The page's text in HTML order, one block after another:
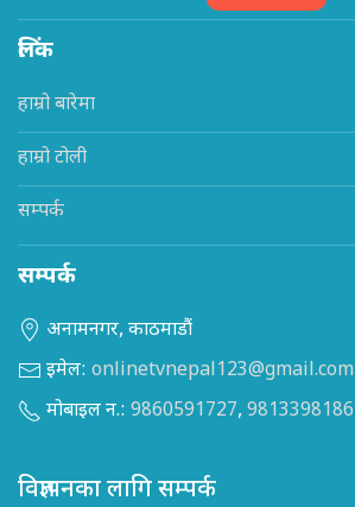
लिंक
हाम्रो बारेमा
हाम्रो टोली
सम्पर्क
सम्पर्क
अनामनगर, काठमाडौं
इमेल: onlinetvnepal123@gmail.com
मोबाइल न.: 9860591727, 9813398186
विज्ञापनका लागि सम्पर्क